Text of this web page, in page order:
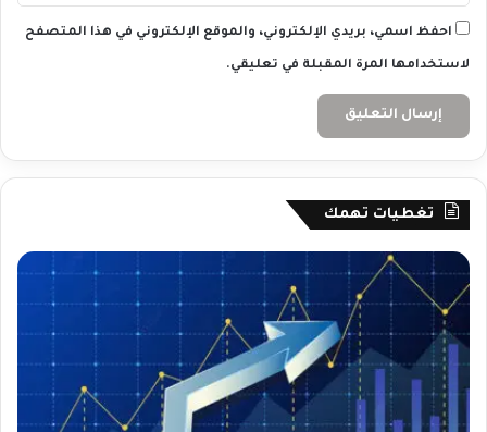
2
4
احفظ اسمي، بريدي الإلكتروني، والموقع الإلكتروني في هذا المتصفح
لاستخدامها المرة المقبلة في تعليقي.
تغطيات تهمك